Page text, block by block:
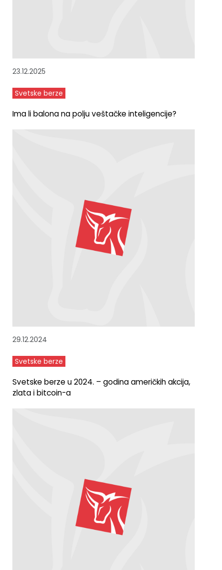
23.12.2025
Svetske berze
Ima li balona na polju veštačke inteligencije?
29.12.2024
Svetske berze
Svetske berze u 2024. – godina američkih akcija,
zlata i bitcoin-a